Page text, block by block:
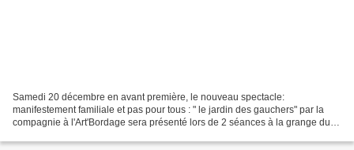
Samedi 20 décembre en avant première, le nouveau spectacle:
manifestement familiale et pas pour tous : " le jardin des gauchers" par la
compagnie à l'Art'Bordage sera présenté lors de 2 séances à la grange du